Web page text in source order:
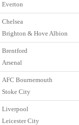
Everton
Chelsea
Brighton & Hove Albion
Brentford
Arsenal
AFC Bournemouth
Stoke City
Liverpool
Leicester City